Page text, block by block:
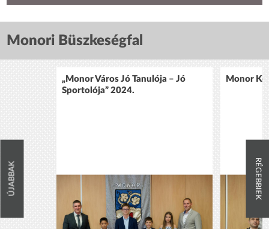
Monori Büszkeségfal
ÚJABBAK
„Monor Város Jó Tanulója – Jó
Sportolója” 2024.
Monor
RÉGEBBIEK